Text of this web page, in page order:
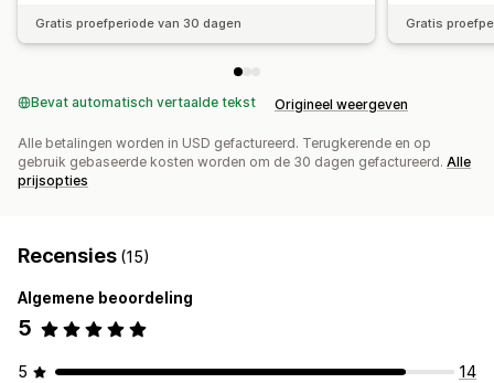
Gratis proefperiode van 30 dagen Gratis
Bevat automatisch vertaalde tekst Origineel weergeven
Alle betalingen worden in USD gefactureerd. Terugkerende en op
gebruik gebaseerde kosten worden om de 30 dagen gefactureerd. Alle
prijsopties
Recensies (15)
Algemene beoordeling
5
5
14